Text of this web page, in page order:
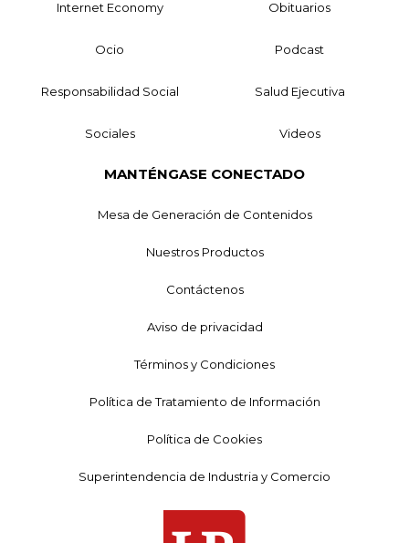
Internet Economy Obituarios
Ocio Podcast
Responsabilidad Social Salud Ejecutiva
Sociales Videos
MANTÉNGASE CONECTADO
Mesa de Generación de Contenidos
Nuestros Productos
Contáctenos
Aviso de privacidad
Términos y Condiciones
Política de Tratamiento de Información
Política de Cookies
Superintendencia de Industria y Comercio